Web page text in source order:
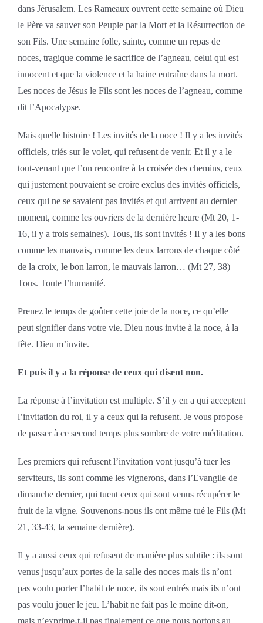
dans Jérusalem. Les Rameaux ouvrent cette semaine où Dieu
le Père va sauver son Peuple par la Mort et la Résurrection de
son Fils. Une semaine folle, sainte, comme un repas de
noces, tragique comme le sacrifice de l’agneau, celui qui est
innocent et que la violence et la haine entraîne dans la mort.
Les noces de Jésus le Fils sont les noces de l’agneau, comme
dit l’Apocalypse.
Mais quelle histoire ! Les invités de la noce ! Il y a les invités
officiels, triés sur le volet, qui refusent de venir. Et il y a le
tout-venant que l’on rencontre à la croisée des chemins, ceux
qui justement pouvaient se croire exclus des invités officiels,
ceux qui ne se savaient pas invités et qui arrivent au dernier
moment, comme les ouvriers de la dernière heure (Mt 20, 1-
16, il y a trois semaines). Tous, ils sont invités ! Il y a les bons
comme les mauvais, comme les deux larrons de chaque côté
de la croix, le bon larron, le mauvais larron… (Mt 27, 38)
Tous. Toute l’humanité.
Prenez le temps de goûter cette joie de la noce, ce qu’elle
peut signifier dans votre vie. Dieu nous invite à la noce, à la
fête. Dieu m’invite.
Et puis il y a la réponse de ceux qui disent non.
La réponse à l’invitation est multiple. S’il y en a qui acceptent
l’invitation du roi, il y a ceux qui la refusent. Je vous propose
de passer à ce second temps plus sombre de votre méditation.
Les premiers qui refusent l’invitation vont jusqu’à tuer les
serviteurs, ils sont comme les vignerons, dans l’Evangile de
dimanche dernier, qui tuent ceux qui sont venus récupérer le
fruit de la vigne. Souvenons-nous ils ont même tué le Fils (Mt
21, 33-43, la semaine dernière).
Il y a aussi ceux qui refusent de manière plus subtile : ils sont
venus jusqu’aux portes de la salle des noces mais ils n’ont
pas voulu porter l’habit de noce, ils sont entrés mais ils n’ont
pas voulu jouer le jeu. L’habit ne fait pas le moine dit-on,